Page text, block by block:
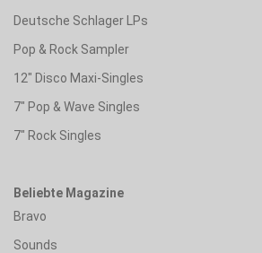
Deutsche Schlager LPs
Pop & Rock Sampler
12" Disco Maxi-Singles
7" Pop & Wave Singles
7" Rock Singles
Beliebte Magazine
Bravo
Sounds